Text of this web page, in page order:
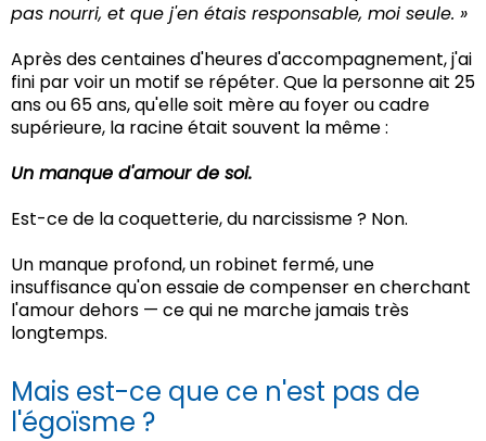
pas nourri, et que j'en étais responsable, moi seule. »
Après des centaines d'heures d'accompagnement, j'ai
fini par voir un motif se répéter. Que la personne ait 25
ans ou 65 ans, qu'elle soit mère au foyer ou cadre
supérieure, la racine était souvent la même :
Un manque d'amour de soi.
Est-ce de la coquetterie, du narcissisme ? Non.
Un manque profond, un robinet fermé, une
insuffisance qu'on essaie de compenser en cherchant
l'amour dehors — ce qui ne marche jamais très
longtemps.
Mais est-ce que ce n'est pas de
l'égoïsme ?